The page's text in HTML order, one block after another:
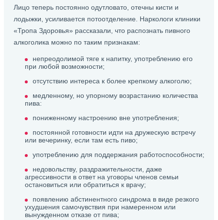
Лицо теперь постоянно одутловато, отечны кисти и
лодыжки, усиливается потоотделение. Наркологи клиники
«Тропа Здоровья» рассказали, что распознать пивного
алкоголика можно по таким признакам:
непреодолимой тяге к напитку, употреблению его
при любой возможности;
отсутствию интереса к более крепкому алкоголю;
медленному, но упорному возрастанию количества
пива:
пониженному настроению вне употребления;
постоянной готовности идти на дружескую встречу
или вечеринку, если там есть пиво;
употреблению для поддержания работоспособности;
недовольству, раздражительности, даже
агрессивности в ответ на уговоры членов семьи
остановиться или обратиться к врачу;
появлению абстинентного синдрома в виде резкого
ухудшения самочувствия при намеренном или
вынужденном отказе от пива;